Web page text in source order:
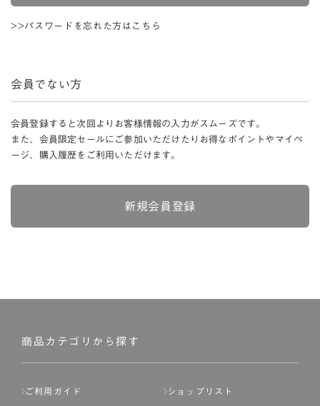
>>パスワードを忘れた方はこちら
会員でない方
会員登録すると次回よりお客様情報の入力がスムーズです。
また、会員限定セールにご参加いただけたりお得なポイントやマイペ
ージ、購入履歴をご利用いただけます。
新規会員登録
商品カテゴリから探す
ご利用ガイド ショップリスト